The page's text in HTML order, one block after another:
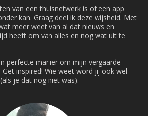
van een thuisnetwerk is of een app
kan. Graag deel ik deze wijsheid. Met
meer weet van al dat nieuws en
heeft om van alles en nog wat uit te
perfecte manier om mijn vergaarde
Get inspired! Wie weet word jij ook wel
je dat nog niet was).